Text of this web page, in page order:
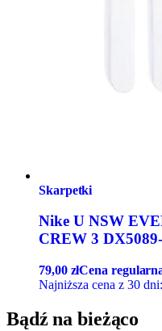
Skarpetki
Nike U NSW
CREW 3
79,00 złCena
Najniższa cena z 30 dni:
Bądź na bieżąco